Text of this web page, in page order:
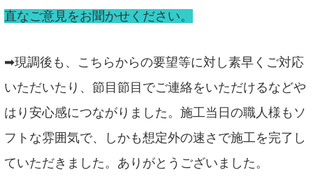
直なご意見をお聞かせください。
➡現調後も、こちらからの要望等に対し素早くご対応
いただいたり、節目節目でご連絡をいただけるなどや
はり安心感につながりました。施工当日の職人様もソ
フトな雰囲気で、しかも想定外の速さで施工を完了し
ていただきました。ありがとうございました。